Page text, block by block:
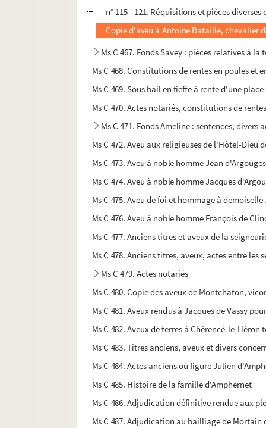
n° 115 - 121. Réquisitions et pièces
Copie d'aveu à Antoine Bataille, chevalier
Ms C 467. Fonds Savey : pièces relatives à
Ms C 468. Constitutions de rentes en poules et
Ms C 469. Sous bail en fieffe à rente d'une
Ms C 470. Actes notariés, constitutions de
Ms C 471. Fonds Ameline : sentences, divers
Ms C 472. Aveu aux religieuses de l'Hôtel-Dieu
Ms C 473. Aveu à noble homme Jean
Ms C 474. Aveu à noble homme Jacques
Ms C 475. Aveu de foi et hommage à
Ms C 476. Aveu à noble homme François de
Ms C 477. Anciens titres et aveux de la
Ms C 478. Anciens titres, aveux, actes entre
Ms C 479. Actes notariés
Ms C 480. Copie des aveux de Montchaton,
Ms C 481. Aveux rendus à Jacques de Vassy
Ms C 482. Aveux de terres à Chérencé-le-
Ms C 483. Titres anciens, aveux et divers
Ms C 484. Actes anciens où figure Julien
Ms C 485. Histoire de la famille d'Amphernet
Ms C 486. Adjudication définitive rendue aux
Ms C 487. Adjudication au bailliage de